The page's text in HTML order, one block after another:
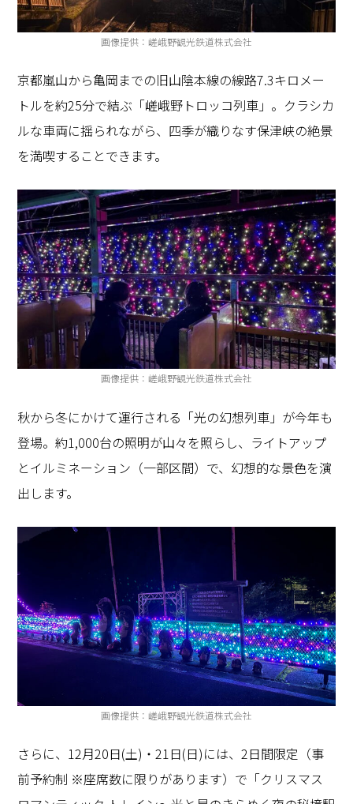
画像提供：嵯峨野観光鉄道株式会社
京都嵐山から亀岡までの旧山陰本線の線路7.3キロメー
トルを約25分で結ぶ「嵯峨野トロッコ列車」。クラシカ
ルな車両に揺られながら、四季が織りなす保津峡の絶景
を満喫することできます。
画像提供：嵯峨野観光鉄道株式会社
秋から冬にかけて運行される「光の幻想列車」が今年も
登場。約1,000台の照明が山々を照らし、ライトアップ
とイルミネーション（一部区間）で、幻想的な景色を演
出します。
画像提供：嵯峨野観光鉄道株式会社
さらに、 12月20日(土) ・21日(日)には、2日間限定（事
前予約制 ※座席数に限りがあります）で「クリスマス